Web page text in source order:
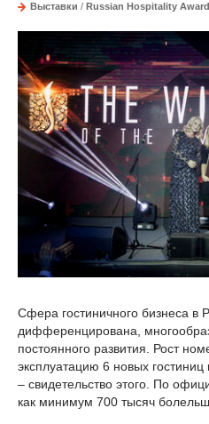
Выставки / Russian Hospitality
Сфера гостиничного бизнеса в
дифференцирована,
постоянного развития. Рост
эксплуатацию 6 новых
– свидетельство этого. По
как минимум 700 тысяч